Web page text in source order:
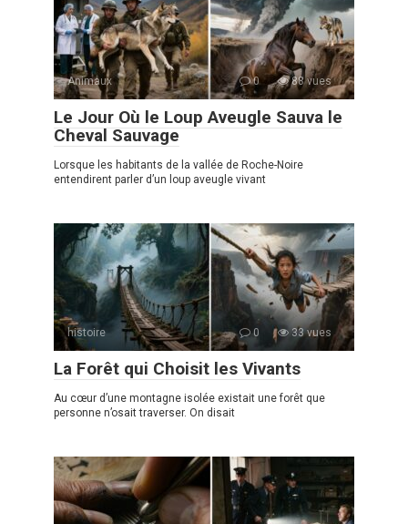
Animaux 0 88 vues
Le Jour Où le Loup Aveugle Sauva le
Cheval Sauvage
Lorsque les habitants de la vallée de Roche-Noire
entendirent parler d’un loup aveugle vivant
histoire 0 33 vues
La Forêt qui Choisit les Vivants
Au cœur d’une montagne isolée existait une forêt que
personne n’osait traverser. On disait